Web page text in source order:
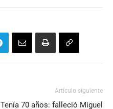
Artículo siguiente
Tenía 70 años: falleció Miguel